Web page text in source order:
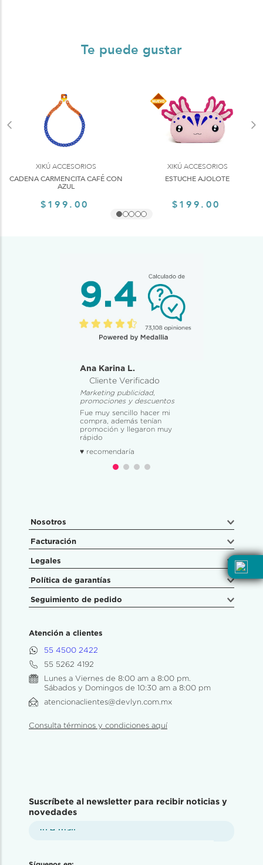
Te puede gustar
XIKÚ ACCESORIOS
CADENA CARMENCITA CAFÉ CON
AZUL
$199.00
XIKÚ ACCESORIOS
ESTUCHE AJOLOTE
$199.00
Ana Karina L.
Cliente Verificado
Marketing publicidad,
promociones y descuentos
Fue muy sencillo hacer mi
compra, además tenían
promoción y llegaron muy
rápido
♥ recomendaría
Nosotros
Facturación
Legales
Política de garantías
Seguimiento de pedido
Atención a clientes
55 4500 2422
55 5262 4192
Lunes a Viernes de 8:00 am a 8:00 pm.
Sábados y Domingos de 10:30 am a 8:00 pm
atencionaclientes@devlyn.com.mx
Consulta términos y condiciones aquí
Suscríbete al newsletter para recibir noticias y
novedades